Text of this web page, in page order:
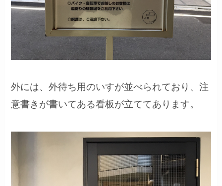
外には、外待ち用のいすが並べられており、注
意書きが書いてある看板が立ててあります。